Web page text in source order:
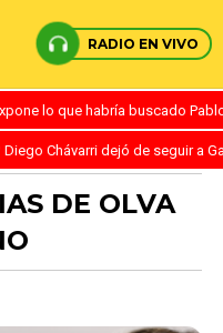
RADIO EN VIVO
lo que habría buscado
Diego Chávarri dejó de seguir a
DE OLVA